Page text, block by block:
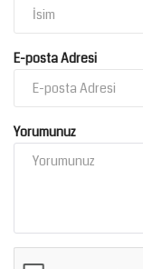
E-posta Adresi
Yorumunuz